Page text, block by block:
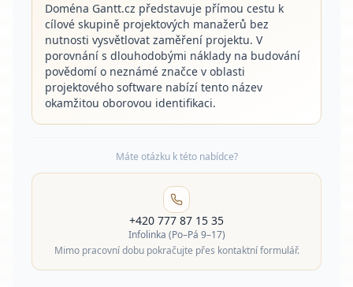
Doména Gantt.cz představuje přímou cestu k
cílové skupině projektových manažerů bez
nutnosti vysvětlovat zaměření projektu. V
porovnání s dlouhodobými náklady na budování
povědomí o neznámé značce v oblasti
projektového software nabízí tento název
okamžitou oborovou identifikaci.
Máte otázku k této nabídce?
+420 777 87 15 35
Infolinka (Po–Pá 9–17)
Mimo pracovní dobu pokračujte přes kontaktní formulář.